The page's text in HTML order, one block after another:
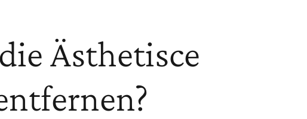
Ästhetisce